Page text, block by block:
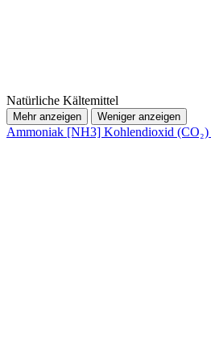
Natürliche Kältemittel
Mehr anzeigen Weniger anzeigen
Ammoniak [NH3] Kohlendioxid (CO₂)